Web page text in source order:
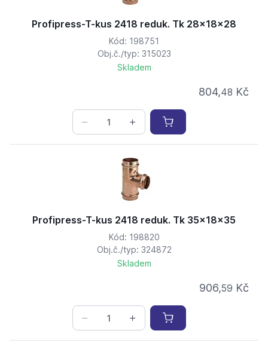
Profipress-T-kus 2418 reduk. Tk 28x18x28
Kód: 198751
Obj.č./typ: 315023
Skladem
804,48 Kč
Profipress-T-kus 2418 reduk. Tk 35x18x35
Kód: 198820
Obj.č./typ: 324872
Skladem
906,59 Kč